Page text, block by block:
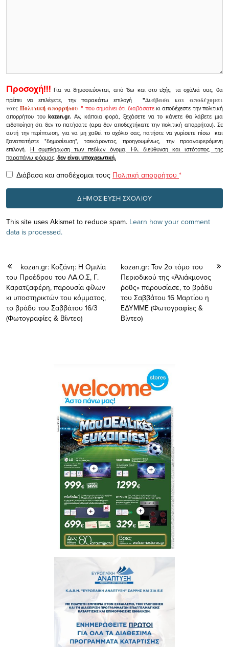
Προσοχή!!! Για να δημοσιεύονται, από 'δω και στο εξής, τα σχόλιά σας, θα
πρέπει να επιλέγετε, την παρακάτω επιλογή
"Διάβασα και αποδέχομαι
τουςΠολιτική απορρήτου" που σημαίνει ότι διαβάσατεκι αποδέχεστε την πολιτική
απορρήτου τουkozan.gr. Αν, κάποια φορά, ξεχάσετε να το κάνετε θα λάβετε μια
ειδοποίηση ότι δεν το πατήσατε (αρα δεν αποδεχτήκατε την πολιτική απορρήτου). Σε
αυτή την περίπτωση, για να μη χαθεί το σχόλιο σας, πατήστε να γυρίσετε πίσω και
ξαναπατήστε "δημοσίευση", τσεκάροντας, προηγουμένως, την προαναφερόμενη
επιλογή.Η συμπλήρωση των πεδίων όνομα, Ηλ. διεύθυνση και ιστότοπος, της
παραπάνω φόρμας, δεν είναι υποχρεωτική.
Διάβασα και αποδέχομαι τους Πολιτική απορρήτου *
This site uses Akismet to reduce spam. Learn how your comment
data is processed.
kozan.gr: Κοζάνη: Η Ομιλία
του Προέδρου του ΛΑ.Ο.Σ, Γ.
Καρατζαφέρη, παρουσία φίλων
κι υποστηρικτών του κόμματος,
το βράδυ του Σαββάτου 16/3
(Φωτογραφίες & Βίντεο)
kozan.gr: Τον 2ο τόμο του
Περιοδικού της «Ἁλιάκμονος
ῥοῦς» παρουσίασε, το βράδυ
του Σαββάτου 16 Μαρτίου η
ΕΔΥΜΜΕ (Φωτογραφίες &
Βίντεο)